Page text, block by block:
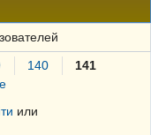
140
141
или